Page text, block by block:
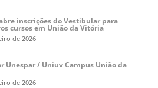
inscrições do Vestibular para
cursos em União da Vitória
de 2026
Unespar / Uniuv Campus União da
de 2026